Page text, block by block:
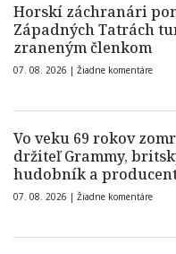
Horskí záchranári
Západných Tatrách
zraneným členkom
07. 08. 2026 | Žiadne komentáre
Vo veku 69 rokov
držiteľ Grammy,
hudobník a
07. 08. 2026 | Žiadne komentáre